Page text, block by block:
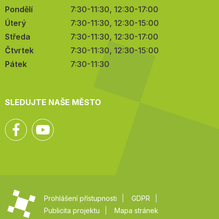
Pondělí
7:30-11:30, 12:30-17:00
Úterý
7:30-11:30, 12:30-15:00
Středa
7:30-11:30, 12:30-17:00
Čtvrtek
7:30-11:30, 12:30-15:00
Pátek
7:30-11:30
SLEDUJTE NAŠE MĚSTO
Facebook
Prohlášení přístupnosti
GDPR
Publicita projektu
Mapa stránek